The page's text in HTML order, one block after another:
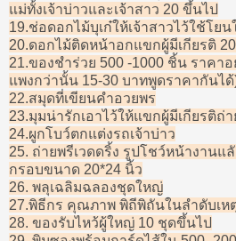
แม่ทั้งเจ้าบ่าวและเจ้าสาว 20 ขึ้นไป
19.ช่อดอกไม้บุเก๋ให้เจ้าสาวไว้ใช้โย
20.ดอกไม้ติดหน้าอกแขกผู้มีเกียรติ
21.ของชำร่วย 500 -1000 ชิ้น ราคา
แพงกว่านั้น 15-30 บาทพูดราคากันได้
22.สมุดที่เขียนคำอวยพร
23.มุมน่ารักเอาไว้ให้แขกผู้มีเกียรติถ่า
24.ผูกโบว์ตกแต่งรถเจ้าบ่าว
25. ถ่ายพรีเวดดริ้ง รูปโชว์หน้างาน
กรอบขนาด 20*24 นิ้ว
26. พลุเฉลิมฉลองชุดใหญ่
27.พิธีกร คุณภาพ พิถีพิถันในลำดับเห
28. ของรับไหว้ผู้ใหญ่ 10 ชุดขึ้นไป